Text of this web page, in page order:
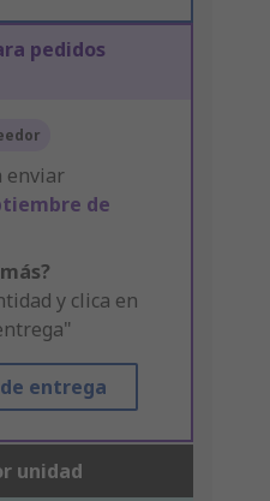
pedidos
enviar
de
y clica en
entrega
unidad